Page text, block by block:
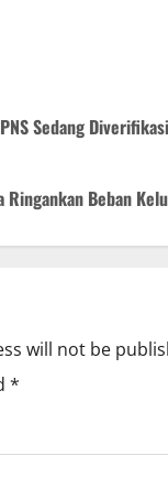
Sedang Diverifikasi
Ringankan Beban
will not be
*